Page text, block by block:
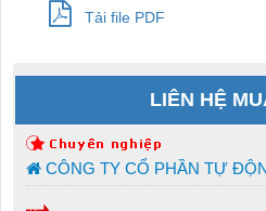
Tải file PDF
LIÊN HỆ
CÔNG TY CỔ PHẦN TỰ